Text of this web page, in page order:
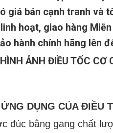
giá bán cạnh tranh và
hoạt, giao hàng Miễn
hành chính hãng lên
ẢNH ĐIỀU TỐC CƠ
DỤNG CỦA ĐIỀU
đúc bằng gang chất